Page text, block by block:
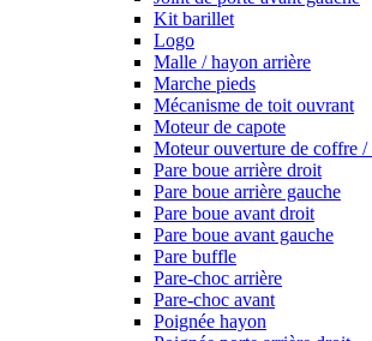
Kit barillet
Logo
Malle / hayon arrière
Marche pieds
Mécanisme de toit ouvrant
Moteur de capote
Moteur ouverture de coffre /
Pare boue arrière droit
Pare boue arrière gauche
Pare boue avant droit
Pare boue avant gauche
Pare buffle
Pare-choc arrière
Pare-choc avant
Poignée hayon